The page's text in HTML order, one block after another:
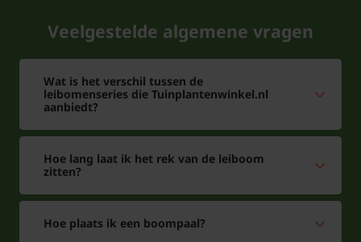
Veelgestelde algemene vragen
Wat is het verschil tussen de
leibomenseries die Tuinplantenwinkel.nl
aanbiedt?
Hoe lang laat ik het rek van de leiboom
zitten?
Hoe plaats ik een boompaal?